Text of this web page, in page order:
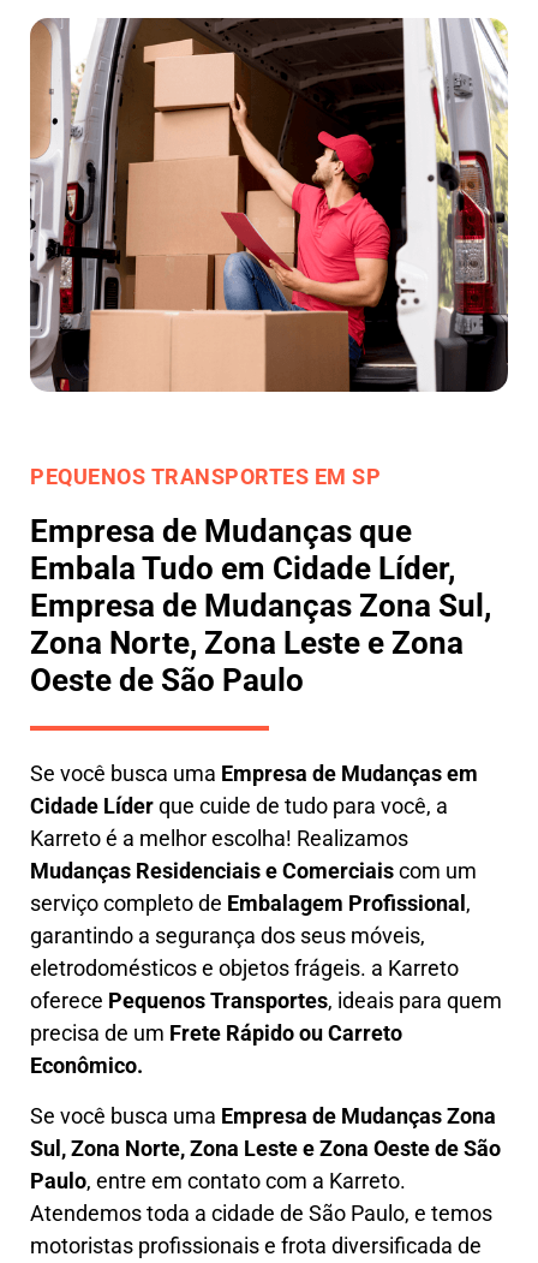
PEQUENOS TRANSPORTES EM SP
Empresa de Mudanças que
Embala Tudo em Cidade Líder,
Empresa de Mudanças Zona Sul,
Zona Norte, Zona Leste e Zona
Oeste de São Paulo
Se você busca uma Empresa de Mudanças em
Cidade Líderque cuide de tudo para você, a
Karretoé a melhor escolha! Realizamos
Mudanças Residenciais e Comerciaiscom um
serviço completo de Embalagem Profissional ,
garantindo a segurança dos seus móveis,
eletrodomésticos e objetos frágeis. a Karreto
oferece Pequenos Transportes, ideais para quem
precisa de um Frete Rápido ou Carreto
Econômico.
Se você busca uma Empresa de Mudanças Zona
Sul, Zona Norte, Zona Leste e Zona Oeste de São
Paulo, entre em contato com a Karreto.
Atendemos toda a cidade de São Paulo, e temos
motoristas profissionais e frota diversificada de